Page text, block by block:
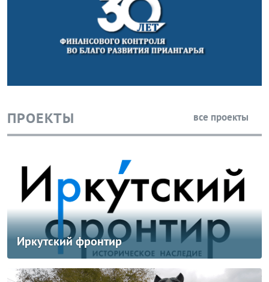
ПРОЕКТЫ все проекты
Иркутский фронтир